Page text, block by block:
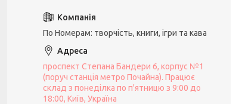
По Номерам: творчість, книги, ігри та кава
проспект Степана Бандери 6, корпус №1
(поруч станція метро Почайна). Працює
склад з понеділка по п'ятницю з 9:00 до
18:00, Київ, Україна